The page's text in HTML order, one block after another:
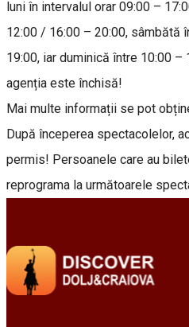
luni în intervalul orar 09:00 –
12:00 / 16:00 – 20:00, sâmbătă
19:00, iar duminică între 10:00 –
agenția este închisă!
Mai multe informații se pot
După începerea spectacolelor,
permis! Persoanele care au
reprograma la următoarele